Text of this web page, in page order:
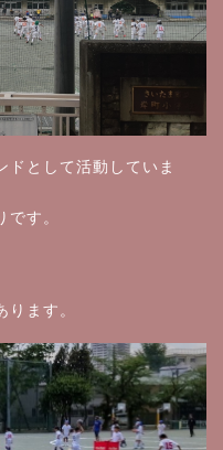
ドとして活動していま
す。
ます。